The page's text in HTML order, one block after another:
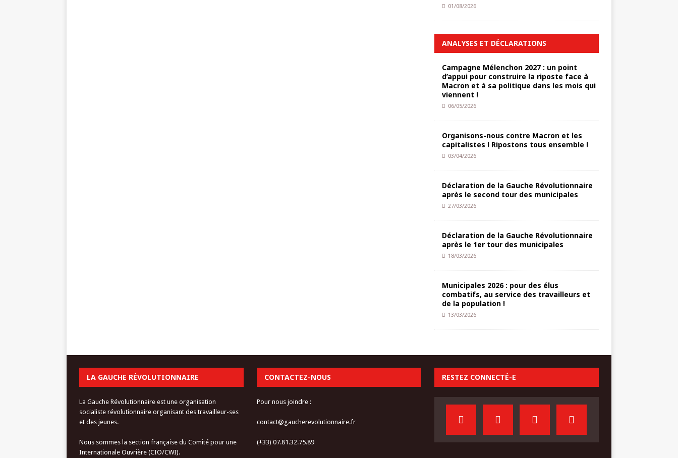
01/08/2026
ANALYSES ET DÉCLARATIONS
Campagne Mélenchon 2027 : un point
d’appui pour construire la riposte face à
Macron et à sa politique dans les mois qui
viennent !
06/05/2026
Organisons-nous contre Macron et les
capitalistes ! Ripostons tous ensemble !
03/04/2026
Déclaration de la Gauche Révolutionnaire
après le second tour des municipales
27/03/2026
Déclaration de la Gauche Révolutionnaire
après le 1er tour des municipales
18/03/2026
Municipales 2026 : pour des élus
combatifs, au service des travailleurs et
de la population !
13/03/2026
LA GAUCHE RÉVOLUTIONNAIRE
La Gauche Révolutionnaire est une organisation
socialiste révolutionnaire organisant des travailleur-ses
et des jeunes.
Nous sommes la section française du Comité pour une
Internationale Ouvrière (CIO/CWI).
CONTACTEZ-NOUS
Pour nous joindre :
contact@gaucherevolutionnaire.fr
(+33) 07.81.32.75.89
RESTEZ CONNECTÉ-E